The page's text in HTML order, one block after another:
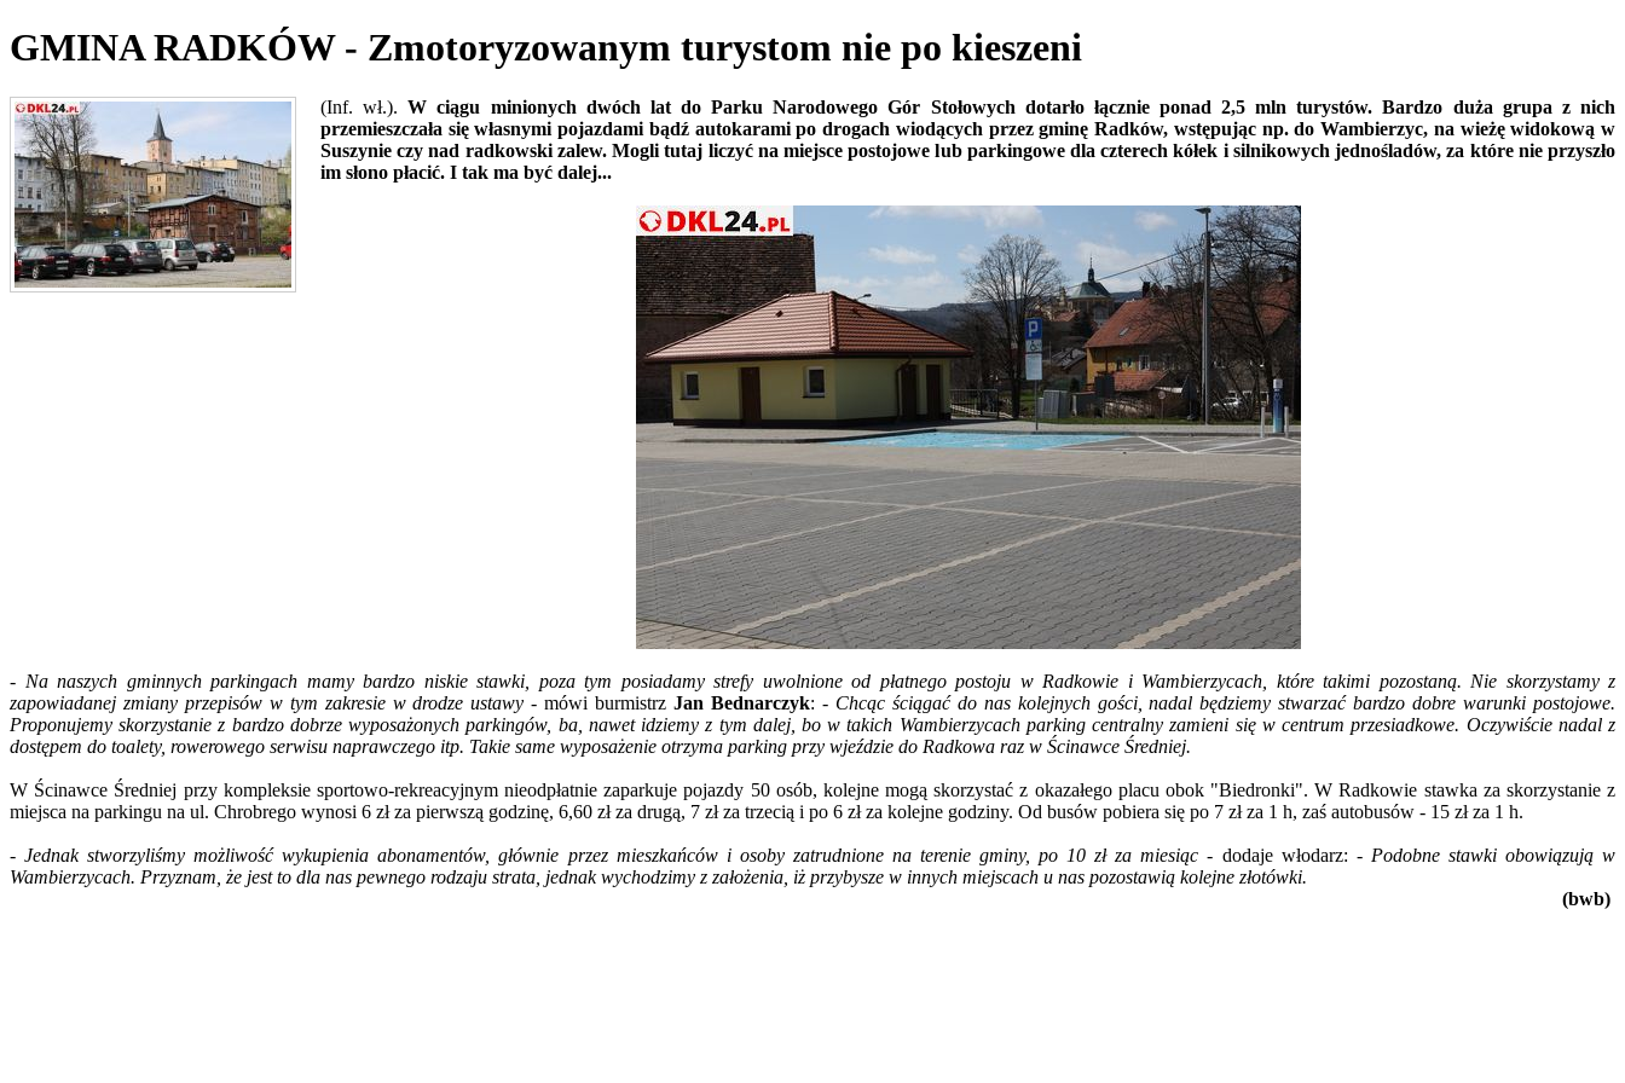
GMINA RADKÓW - Zmotoryzowanym turystom nie po kieszeni
(Inf. wł.).W ciągu minionych dwóch lat do Parku Narodowego Gór Stołowych dotarło łącznie ponad 2,5 mln turystów. Bardzo duża grupa z nich
przemieszczała się własnymi pojazdami bądź autokarami po drogach wiodących przez gminę Radków, wstępując np. do Wambierzyc, na wieżę widokową w
Suszynie czy nad radkowski zalew. Mogli tutaj liczyć na miejsce postojowe lub parkingowe dla czterech kółek i silnikowych jednośladów, za które nie przyszło
im słono płacić. I tak ma być dalej...
- Na naszych gminnych parkingach mamy bardzo niskie stawki, poza tym posiadamy strefy uwolnione od płatnego postoju w Radkowie i Wambierzycach, które takimi pozostaną. Nie skorzystamy z
zapowiadanej zmiany przepisów w tym zakresie w drodze ustawy - mówi burmistrzJan Bednarczyk: - Chcąc ściągać do nas kolejnych gości, nadal będziemy stwarzać bardzo dobre warunki postojowe.
Proponujemy skorzystanie z bardzo dobrze wyposażonych parkingów, ba, nawet idziemy z tym dalej, bo w takich Wambierzycach parking centralny zamieni się w centrum przesiadkowe. Oczywiście nadal z
dostępem do toalety, rowerowego serwisu naprawczego itp. Takie same wyposażenie otrzyma parking przy wjeździe do Radkowa raz w Ścinawce Średniej.
W Ścinawce Średniej przy kompleksie sportowo-rekreacyjnym nieodpłatnie zaparkuje pojazdy 50 osób, kolejne mogą skorzystać z okazałego placu obok "Biedronki". W Radkowie stawka za skorzystanie z
miejsca na parkingu na ul. Chrobrego wynosi 6 zł za pierwszą godzinę, 6,60 zł za drugą, 7 zł za trzecią i po 6 zł za kolejne godziny. Od busów pobiera się po 7 zł za 1 h, zaś autobusów - 15 zł za 1 h.
- Jednak stworzyliśmy możliwość wykupienia abonamentów, głównie przez mieszkańców i osoby zatrudnione na terenie gminy, po 10 zł za miesiąc - dodaje włodarz: - Podobne stawki obowiązują w
Wambierzycach. Przyznam, że jest to dla nas pewnego rodzaju strata, jednak wychodzimy z założenia, iż przybysze w innych miejscach u nas pozostawią kolejne złotówki.
(bwb)